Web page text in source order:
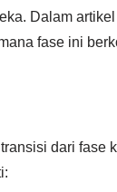
Dalam
fase ini
dari fase